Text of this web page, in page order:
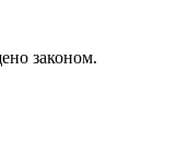
законом.